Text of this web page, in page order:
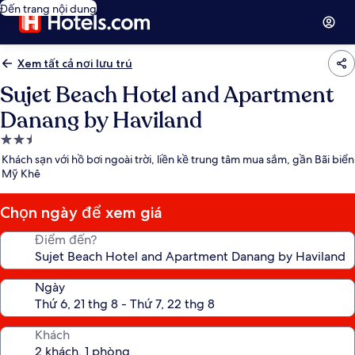
Đến trang nội dung
Xem tất cả nơi lưu trú
Sujet Beach Hotel and Apartment
Danang by Haviland
Nơi
lưu
trú
2.5
sao
Khách sạn với hồ bơi ngoài trời, liền kề trung tâm mua sắm, gần Bãi biển
Mỹ Khê
Chọn ngày để xem giá
Điểm đến?
Ngày
Khách